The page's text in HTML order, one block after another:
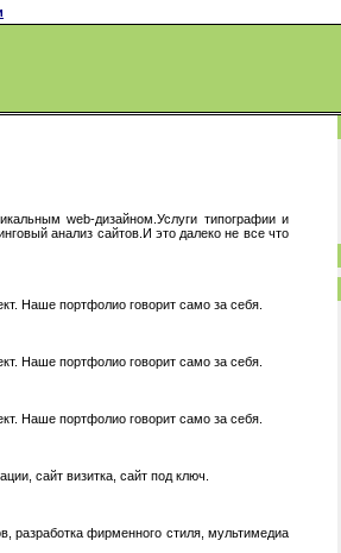
web-дизайном.Услуги типографии и
анализ сайтов.И это далеко не все что
Наше портфолио говорит само за себя.
Наше портфолио говорит само за себя.
Наше портфолио говорит само за себя.
сайт визитка, сайт под ключ.
разработка фирменного стиля, мультимедиа